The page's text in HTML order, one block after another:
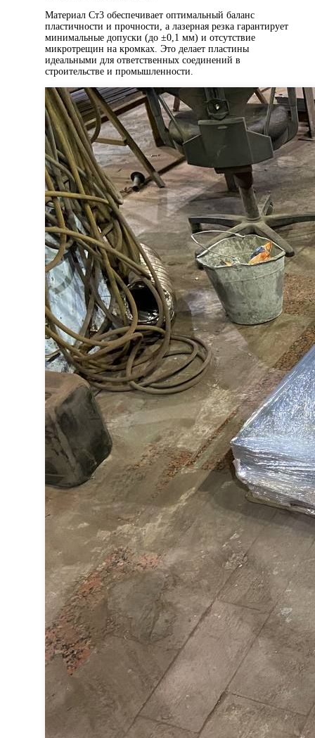
Материал Ст3 обеспечивает оптимальный баланс
пластичности и прочности, а лазерная резка гарантирует
минимальные допуски (до ±0,1 мм) и отсутствие
микротрещин на кромках. Это делает пластины
идеальными для ответственных соединений в
строительстве и промышленности.